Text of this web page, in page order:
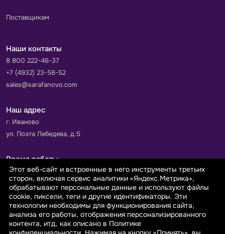
Поставщикам
Наши контакты
8 800 222-46-37
+7 (4932) 23-58-52
sales@sarafanovo.com
Наш адрес
г. Иваново
ул. Поэта Лебедева, д.5
Время работы
Пн-Пт с 9.00 до 18.00
Сб-Вс: выходной
Принимаем к оплате
Этот веб-сайт и встроенные в него инструменты третьих
сторон, включая сервис аналитики «Яндекс.Метрика»,
обрабатывают персональные данные и используют файлы
cookie, пиксели, теги и другие идентификаторы. Эти
технологии необходимы для функционирования сайта,
анализа его работы, отображения персонализированного
контента, итд, как описано в Политике